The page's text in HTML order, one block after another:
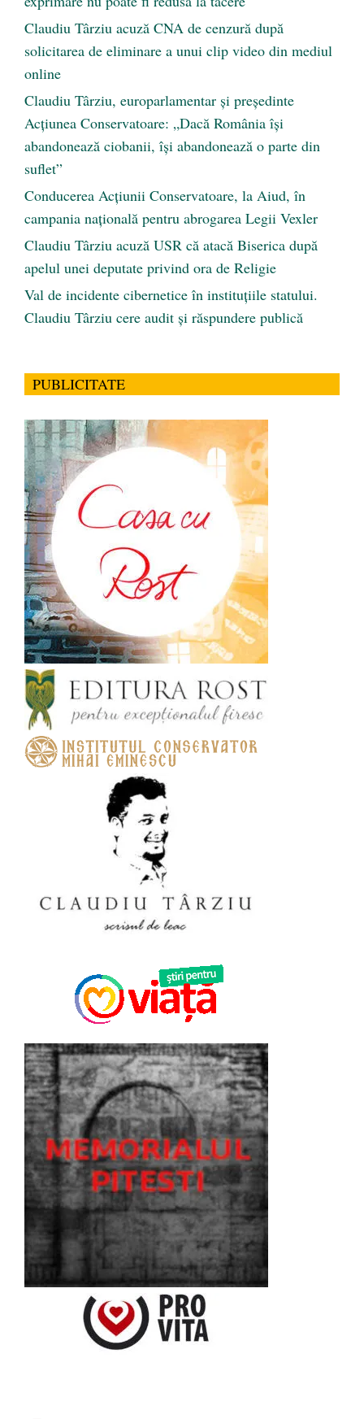
Claudiu Târziu acuză CNA de cenzură după
solicitarea de eliminare a unui clip video din mediul
online
Claudiu Târziu, europarlamentar și președinte
Acțiunea Conservatoare: „Dacă România își
abandonează ciobanii, își abandonează o parte din
suflet”
Conducerea Acțiunii Conservatoare, la Aiud, în
campania națională pentru abrogarea Legii Vexler
Claudiu Târziu acuză USR că atacă Biserica după
apelul unei deputate privind ora de Religie
Val de incidente cibernetice în instituțiile statului.
Claudiu Târziu cere audit și răspundere publică
PUBLICITATE